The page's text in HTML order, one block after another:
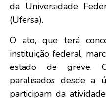
da Universidade
(Ufersa).
O ato, que terá
instituição federal,
estado de greve.
paralisados desde a
participam da